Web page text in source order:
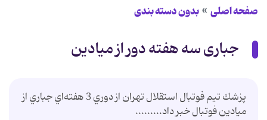
صفحه اصلی بدون دسته بندی
جباری سه هفته دور از میادین
پزشك تيم فوتبال استقلال تهران از دوري 3 هفته‌اي جباري از
ميادين فوتبال خبر داد.........